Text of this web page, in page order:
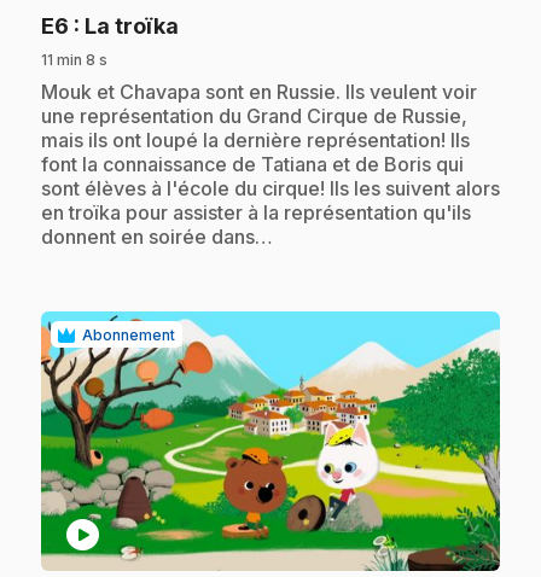
E6 : La troïka
11 min 8 s
.Mouk et Chavapa sont en Russie. Ils veulent voir
une représentation du Grand Cirque de Russie,
mais ils ont loupé la dernière représentation! Ils
font la connaissance de Tatiana et de Boris qui
sont élèves à l'école du cirque! Ils les suivent alors
en troïka pour assister à la représentation qu'ils
donnent en soirée dans…
Abonnement
play_circle